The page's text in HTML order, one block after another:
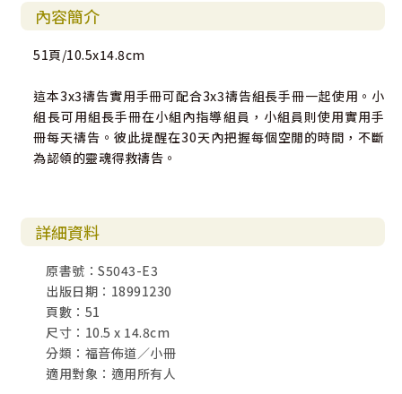
內容簡介
51頁/10.5x14.8cm
這本3x3禱告實用手冊可配合3x3禱告組長手冊一起使用。小
組長可用組長手冊在小組內指導組員，小組員則使用實用手
冊每天禱告。彼此提醒在30天內把握每個空閒的時間，不斷
為認領的靈魂得救禱告。
詳細資料
原書號：S5043-E3
出版日期：18991230
頁數：51
尺寸：10.5 x 14.8cm
分類：福音佈道／小冊
適用對象：適用所有人